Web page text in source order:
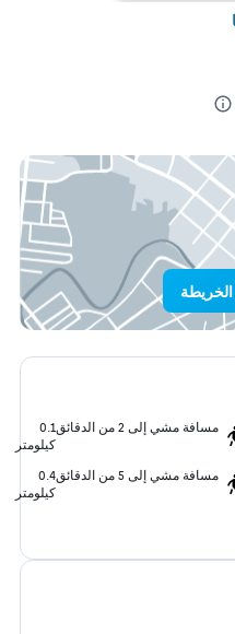
مسافة مشي إلى 2 من الدقائق
0.1
كيلومتر
مسافة مشي إلى 5 من الدقائق
0.4
كيلومتر